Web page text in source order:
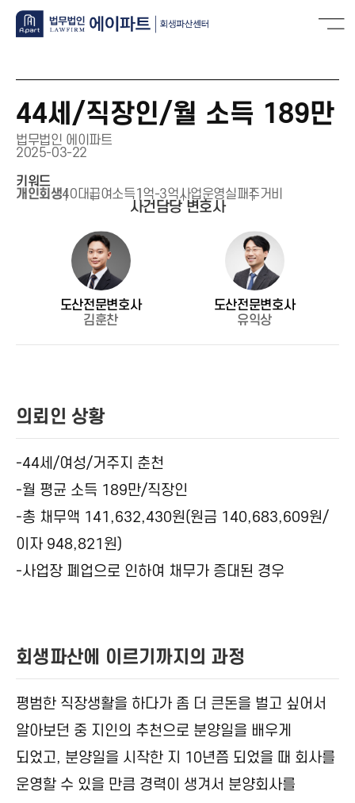
44세/직장인/월 소득 189만
법무법인 에이파트
2025-03-22
키워드
개인회생40대급여소득1억-3억사업운영실패주거비
사건담당 변호사
도산전문변호사
김훈찬
도산전문변호사
유익상
의뢰인 상황
-44세/여성/거주지 춘천
-월 평균 소득 189만/직장인
-총 채무액 141,632,430원(원금 140,683,609원/
이자 948,821원)
-사업장 폐업으로 인하여 채무가 증대된 경우
회생파산에 이르기까지의 과정
평범한 직장생활을 하다가 좀 더 큰돈을 벌고 싶어서
알아보던 중 지인의 추천으로 분양일을 배우게
되었고, 분양일을 시작한 지 10년쯤 되었을 때 회사를
운영할 수 있을 만큼 경력이 생겨서 분양회사를